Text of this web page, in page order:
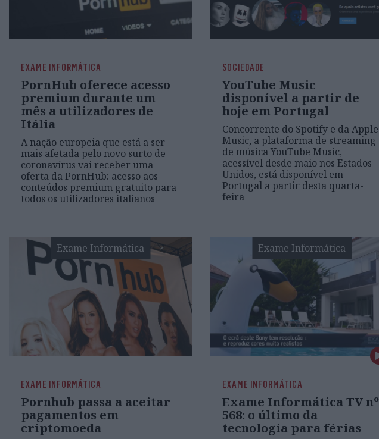
EXAME INFORMÁTICA
PornHub oferece acesso
premium durante um
mês a utilizadores de
Itália
A nação europeia que está a ser
mais afetada pelo novo surto de
coronavírus vai receber uma
oferta da PornHub: acesso aos
conteúdos premium gratuito para
todos os utilizadores italianos
SOCIEDADE
YouTube Music
disponível a partir de
hoje em Portugal
Concorrente do Spotify e da Apple
Music, a plataforma de streaming
de música YouTube Music,
acessível desde maio nos Estados
Unidos, está disponível em
Portugal a partir desta quarta-
feira
Exame Informática
EXAME INFORMÁTICA
Pornhub passa a aceitar
pagamentos em
criptomoeda
Exame Informática
EXAME INFORMÁTICA
Exame Informática TV nº
568: o último da
tecnologia para férias